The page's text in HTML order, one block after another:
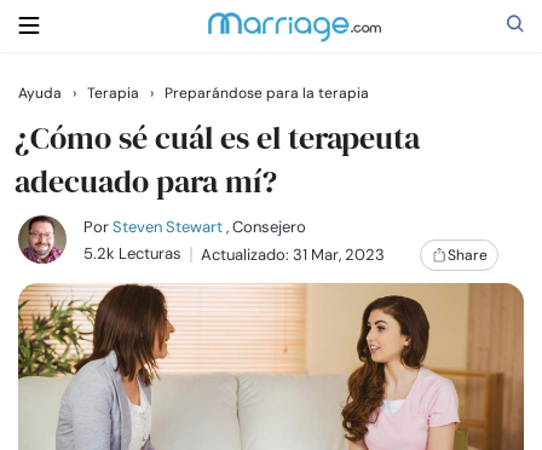
Buscar
Casarse
Relaciones
Familia
Ayuda
Ayuda › Terapia › Preparándose para la terapia
¿Cómo sé cuál es el terapeuta
adecuado para mí?
PorSteven Stewart, Consejero
5.2k Lecturas
Actualizado: 31 Mar, 2023 Share